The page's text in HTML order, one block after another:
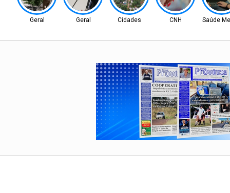
Geral Geral Cidades CNH Saúde